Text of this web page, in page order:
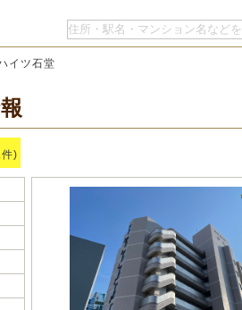
イツ石堂
件)